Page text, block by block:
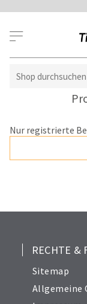
Nur registrierte
RECHTE &
Sitemap
Allgemeine